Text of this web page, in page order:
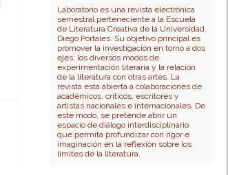
Autor
Título
Laboratorio es una revista electrónica
semestral perteneciente a la Escuela
de Literatura Creativa de la Universidad
Diego Portales. Su objetivo principal es
promover la investigación en torno a dos
ejes: los diversos modos de
experimentación literaria y la relación
de la literatura con otras artes. La
revista está abierta a colaboraciones de
académicos, críticos, escritores y
artistas nacionales e internacionales. De
este modo, se pretende abrir un
espacio de diálogo interdisciplinario
que permita profundizar con rigor e
imaginación en la reflexión sobre los
límites de la literatura.